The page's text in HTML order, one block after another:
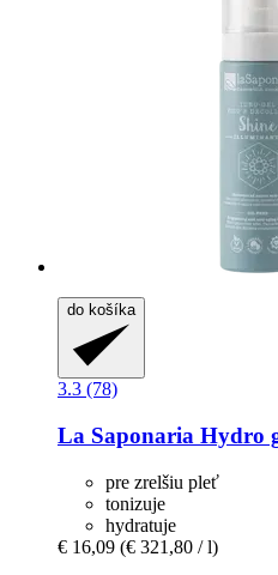
do košíka
3.3 (78)
La Saponaria Hydro
pre zrelšiu pleť
tonizuje
hydratuje
€ 16,09 (€ 321,80 / l)